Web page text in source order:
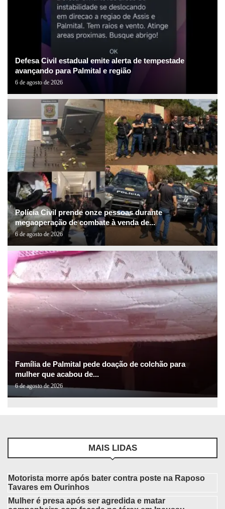
Defesa Civil estadual emite alerta de tempestade
avançando para Palmital e região
6 de agosto de 2026
Polícia Civil prende onze pessoas durante
megaoperação de combate à venda de...
6 de agosto de 2026
Família de Palmital pede doação de colchão para
mulher que acabou de...
6 de agosto de 2026
MAIS LIDAS
Motorista morre após bater contra poste na Raposo
Tavares em Ourinhos
Mulher é presa após ser agredida e matar